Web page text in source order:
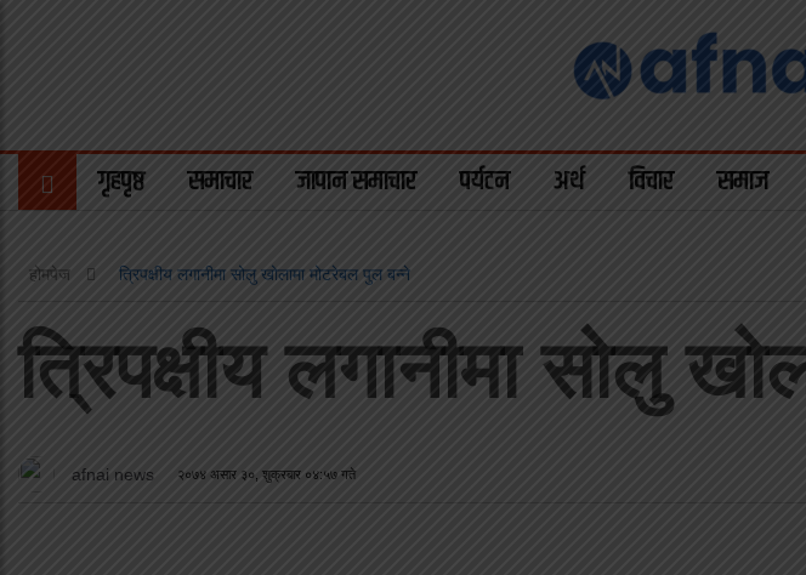
गृहपृष्ठ समाचार जापान समाचार पर्यटन अर्थ विचार समाज
होमपेज त्रिपक्षीय लगानीमा सोलु खोलामा मोटरेबल पुल बन्ने
त्रिपक्षीय लगानीमा सोलु
afnai news २०७४ असार ३०, शुक्रबार ०४:५७ गते